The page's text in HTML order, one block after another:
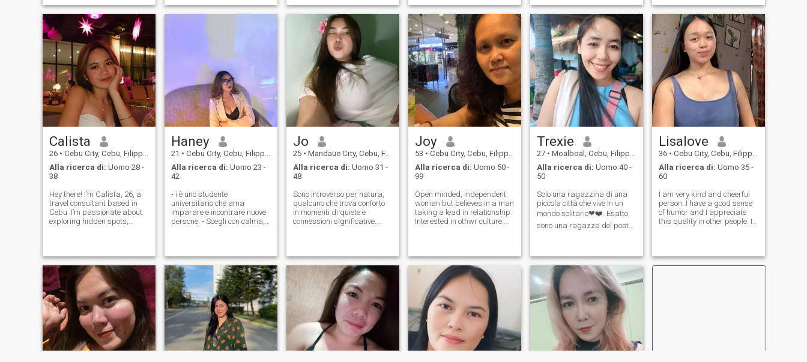
my heart.i love to cook coz i
know the way to a mans
heart is to his stoma
relationships are built on
trust, friendship,
una donna, molto rispettosa
e molto comprensiva,
paziente. Leale in un solo
uomo. E io lavoro come
governante, e allo stesso
tempo mi occupo di persone
anziane. E amo il mio lavoro.
Adoro aiutare le persone,
specialmente i vecchi e i
bambini. se hai qualcosa da
chiedere su di me. Non
esitate a mettermi in
contatto. Sono una persona
di mente aperta e facile da
museum dates, and
adventures. Let’s grow,
explore the world, and
laughs easily, and values
kindness, connection, and
simple joys. Lookin
protection, and how he
cherishes the woman beside
him.
Calista
26 • Cebu City, Cebu, Filippine
Alla ricerca di: Uomo 28 -
38
Hey there! I’m Calista, 26, a
travel consultant based in
Cebu. I’m passionate about
exploring hidden spots,
enthusiastic, organized, and
love connecting with people
from
Haney
21 • Cebu City, Cebu, Filippine
Alla ricerca di: Uomo 23 -
42
• i è uno studente
universitario che ama
imparare e incontrare nuove
persone. • Scegli con calma,
godersi la vita un giorno alla
volta. • i apprezzerai
l'onestà, le buone vibrazioni e
le connessioni significative. •
Scegli qui per connetterti,
imparare e divertirti lungo la
strada. giusto materiale in
attesa per i bambini.
Jo
25 • Mandaue City, Cebu, Filippine
Alla ricerca di: Uomo 31 -
48
Sono introverso per natura,
qualcuno che trova conforto
in momenti di quiete e
connessioni significative.
compresa, mi apro
completamente. Credo
nell'ascolto, nella
comprensione e nell'essere
presente piuttosto che essere
rumoroso o affrettare le cose.
Apprezzo le conversazioni
profonde piuttosto che
superficiali e apprezzo
l'onestà, la gentilezza e il
calore emotivo. Mi piacciono
Joy
53 • Cebu City, Cebu, Filippine
Alla ricerca di: Uomo 50 -
99
Open minded, independent
woman but believes in a man
taking a lead in relationship.
Interested in othwr culture.
aaahahhahahaaaaaa
naughty but nice 🤪 I date to
mar
Trexie
27 • Moalboal, Cebu, Filippine
Alla ricerca di: Uomo 40 -
50
Solo una ragazzina di una
piccola città che vive in un
mondo solitario❤❤️. Esatto,
sono una ragazza del posto,
terminato il college lo scorso
2018 e ho preso il corso di
Bachelor of Science in
Hospitality Management
(HRM) Ho un bambino dolce
e amorevole. Sono vedova, lo
scorso 2021 mio marito è
deceduto a causa del covid.
E ora sto crescendo mio figlio
Lisalove
36 • Cebu City, Cebu, Filippine
Alla ricerca di: Uomo 35 -
60
I am very kind and cheerful
person. I have a good sense
of humor and I appreciate
this quality in other people. I
humor you can live in this
rude and very cruel wor